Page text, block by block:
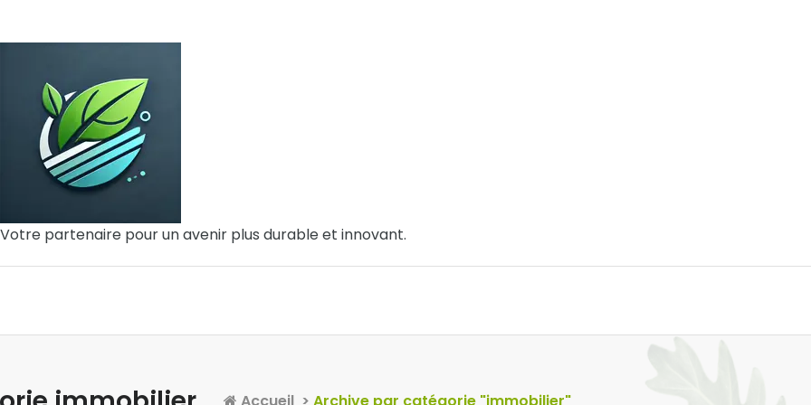
Votre partenaire pour un avenir plus durable et innovant.
Accueil > Archive par catégorie "immobilier"